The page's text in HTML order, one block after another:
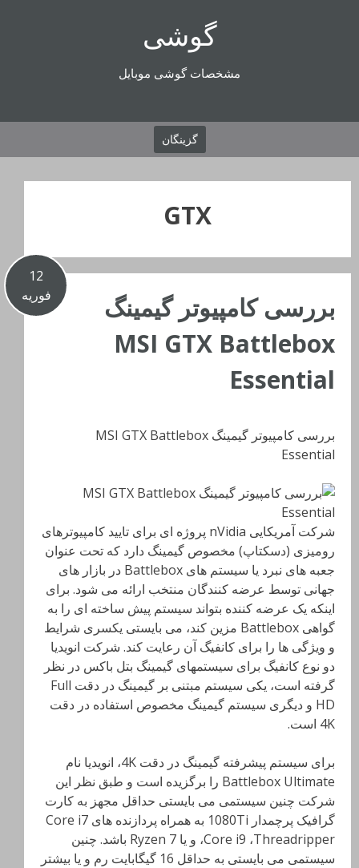
گوشی
مشخصات گوشی موبایل
گزینگان
GTX
12
فوریه
بررسی کامپیوتر گیمینگ
MSI GTX Battlebox
Essential
بررسی کامپیوتر گیمینگ MSI GTX Battlebox
Essential
شرکت آمریکایی nVidia پروژه ای برای تایید کامپیوترهای
رومیزی (دسکتاپ) مخصوص گیمینگ دارد که تحت عنوان
جعبه های نبرد یا سیستم های Battlebox در بازار های
جهانی توسط عرضه کنندگان منتخب ارائه می شود. برای
اینکه یک عرضه کننده بتواند سیستم پیش ساخته ای را به
گواهی Battlebox مزین کند، می بایستی یکسری شرایط
و ویژگی ها را برای کانفیگ آن رعایت کند. شرکت انویدیا
دو نوع کانفیگ برای سیستمهای گیمینگ بتل باکس در نظر
گرفته است، یکی سیستم مبتنی بر گیمینگ در دقت Full
HD و دیگری سیستم گیمینگ مخصوص استفاده در دقت
4K است.
برای سیستم پیشرفته گیمینگ در دقت 4K، انویدیا نام
Battlebox Ultimate را برگزیده است و طبق نظر این
شرکت چنین سیستمی می بایستی حداقل مجهز به کارت
گرافیک پرچمدار 1080Ti به همراه پردازنده های Core i7
،Core i9 ،Threadripper و یا Ryzen 7 باشد. چنین
سیستمی می بایستی به حداقل 16 گیگابایت رم و یا بیشتر